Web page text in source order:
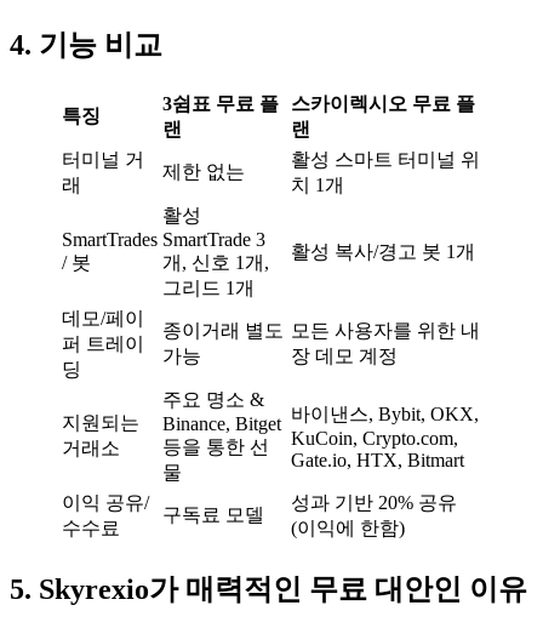
4. 기능 비교
특징
3쉼표 무료 플
랜
스카이렉시오 무료 플
랜
터미널 거
래
제한 없는
활성 스마트 터미널 위
치 1개
SmartTrades
/ 봇
활성
SmartTrade 3
개, 신호 1개,
그리드 1개
활성 복사/경고 봇 1개
데모/페이
퍼 트레이
딩
종이거래 별도
가능
모든 사용자를 위한 내
장 데모 계정
지원되는
거래소
주요 명소 &
Binance, Bitget
등을 통한 선
물
바이낸스, Bybit, OKX,
KuCoin, Crypto.com,
Gate.io, HTX, Bitmart
이익 공유/
수수료
구독료 모델
성과 기반 20% 공유
(이익에 한함)
5. Skyrexio가 매력적인 무료 대안인 이유